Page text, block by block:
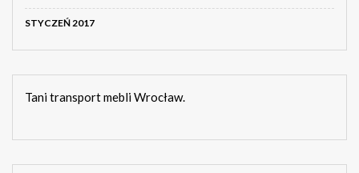
STYCZEŃ 2017
Tani transport mebli Wrocław.